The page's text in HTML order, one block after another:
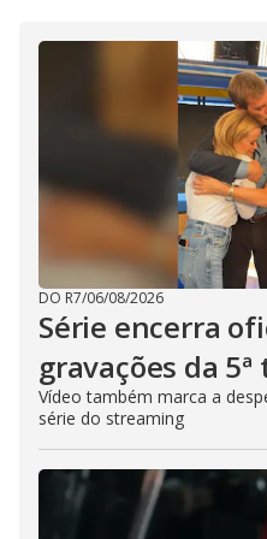
DO R7/06/08/2026
Série encerra
gravações da
Vídeo também marca a
série do streaming